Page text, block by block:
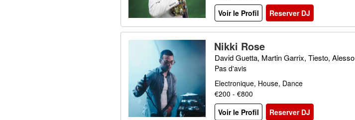
Voir le Profil
Reserver DJ
Nikki Rose
David Guetta, Martin Garrix, Tiesto, Alesso
Pas d'avis
Electronique, House, Dance
€200 - €800
Voir le Profil
Reserver DJ